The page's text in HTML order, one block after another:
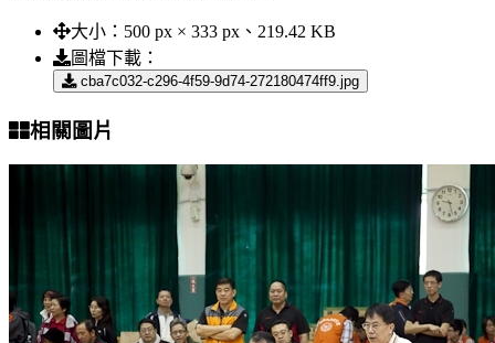
大小： 500 px × 333 px、219.42 KB
圖檔下載：
cba7c032-c296-4f59-9d74-272180474ff9.jpg
相關圖片